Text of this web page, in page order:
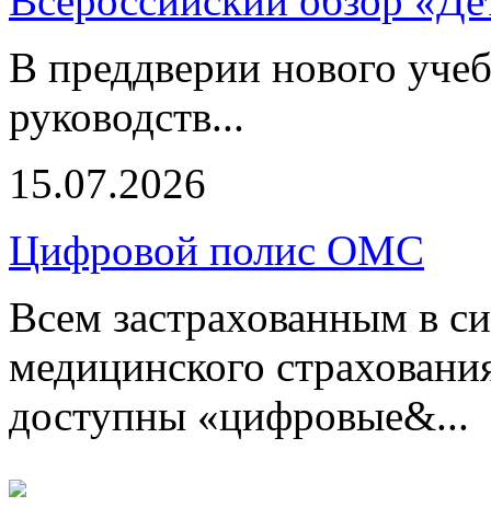
В преддверии нового
руководств...
15.07.2026
Цифровой полис ОМС
Всем застрахованным в
медицинского
доступны «цифровые&...